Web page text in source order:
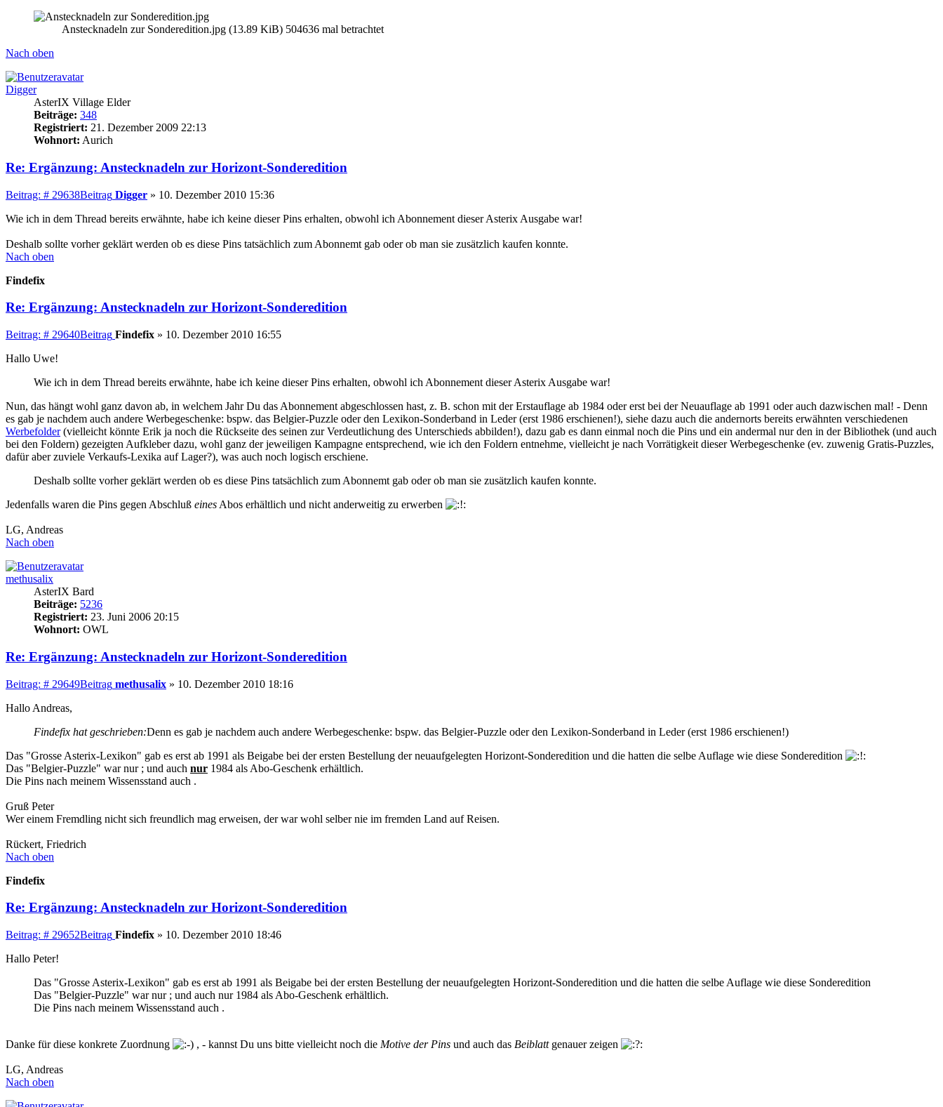
Anstecknadeln zur Sonderedition.jpg (13.89 KiB) 504636 mal betrachtet
Nach oben
Digger
AsterIX Village Elder
Beiträge: 348
Registriert: 21. Dezember 2009 22:13
Wohnort: Aurich
Re: Ergänzung: Anstecknadeln zur Horizont-Sonderedition
Beitrag: # 29638Beitrag Digger » 10. Dezember 2010 15:36
Wie ich in dem Thread bereits erwähnte, habe ich keine dieser Pins erhalten, obwohl ich Abonnement dieser Asterix Ausgabe war!
Deshalb sollte vorher geklärt werden ob es diese Pins tatsächlich zum Abonnemt gab oder ob man sie zusätzlich kaufen konnte.
Nach oben
Findefix
Re: Ergänzung: Anstecknadeln zur Horizont-Sonderedition
Beitrag: # 29640Beitrag Findefix » 10. Dezember 2010 16:55
Hallo Uwe!
Wie ich in dem Thread bereits erwähnte, habe ich keine dieser Pins erhalten, obwohl ich Abonnement dieser Asterix Ausgabe war!
Nun, das hängt wohl ganz davon ab, in welchem Jahr Du das Abonnement abgeschlossen hast, z. B. schon mit der Erstauflage ab 1984 oder erst bei der Neuauflage ab 1991 oder auch dazwischen mal! - Denn
es gab je nachdem auch andere Werbegeschenke: bspw. das Belgier-Puzzle oder den Lexikon-Sonderband in Leder (erst 1986 erschienen!), siehe dazu auch die andernorts bereits erwähnten verschiedenen
Werbefolder(vielleicht könnte Erik ja noch die Rückseite des seinen zur Verdeutlichung des Unterschieds abbilden!), dazu gab es dann einmal noch die Pins und ein andermal nur den in der Bibliothek (und auch
bei den Foldern) gezeigten Aufkleber dazu, wohl ganz der jeweiligen Kampagne entsprechend, wie ich den Foldern entnehme, vielleicht je nach Vorrätigkeit dieser Werbegeschenke (ev. zuwenig Gratis-Puzzles,
dafür aber zuviele Verkaufs-Lexika auf Lager?), was auch noch logisch erschiene.
Deshalb sollte vorher geklärt werden ob es diese Pins tatsächlich zum Abonnemt gab oder ob man sie zusätzlich kaufen konnte.
Jedenfalls waren die Pins gegen Abschluß eines Abos erhältlich und nicht anderweitig zu erwerben
LG, Andreas
Nach oben
methusalix
AsterIX Bard
Beiträge: 5236
Registriert: 23. Juni 2006 20:15
Wohnort: OWL
Re: Ergänzung: Anstecknadeln zur Horizont-Sonderedition
Beitrag: # 29649Beitrag methusalix » 10. Dezember 2010 18:16
Hallo Andreas,
Findefix hat geschrieben:Denn es gab je nachdem auch andere Werbegeschenke: bspw. das Belgier-Puzzle oder den Lexikon-Sonderband in Leder (erst 1986 erschienen!)
Das "Grosse Asterix-Lexikon" gab es erst ab 1991 als Beigabe bei der ersten Bestellung der neuaufgelegten Horizont-Sonderedition und die hatten die selbe Auflage wie diese Sonderedition
Das "Belgier-Puzzle" war nur ; und auch nur 1984 als Abo-Geschenk erhältlich.
Die Pins nach meinem Wissensstand auch .
Gruß Peter
Wer einem Fremdling nicht sich freundlich mag erweisen, der war wohl selber nie im fremden Land auf Reisen.
Rückert, Friedrich
Nach oben
Findefix
Re: Ergänzung: Anstecknadeln zur Horizont-Sonderedition
Beitrag: # 29652Beitrag Findefix » 10. Dezember 2010 18:46
Hallo Peter!
Das "Grosse Asterix-Lexikon" gab es erst ab 1991 als Beigabe bei der ersten Bestellung der neuaufgelegten Horizont-Sonderedition und die hatten die selbe Auflage wie diese Sonderedition
Das "Belgier-Puzzle" war nur ; und auch nur 1984 als Abo-Geschenk erhältlich.
Die Pins nach meinem Wissensstand auch .
Danke für diese konkrete Zuordnung , - kannst Du uns bitte vielleicht noch die Motive der Pins und auch das Beiblattgenauer zeigen
LG, Andreas
Nach oben